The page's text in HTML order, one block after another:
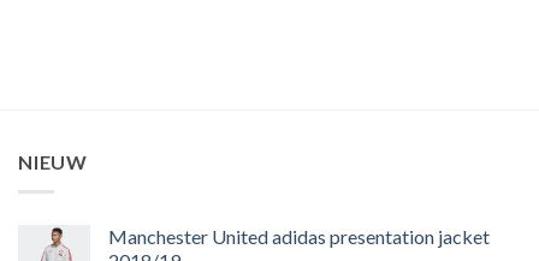
NIEUW
Manchester United adidas presentation jacket